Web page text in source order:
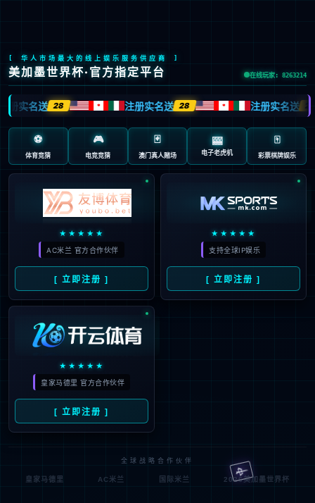
职业发展
人才战略 人才培养与人才发展